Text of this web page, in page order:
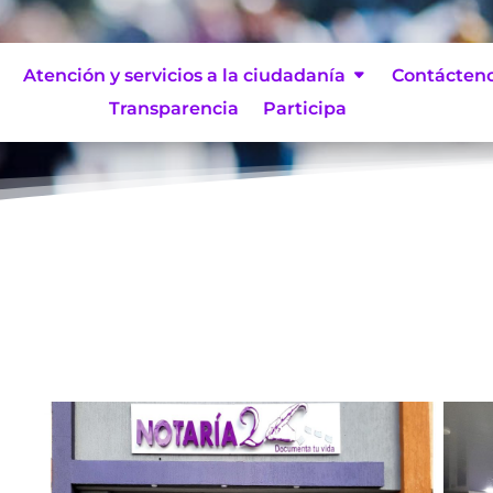
Atención y servicios a la ciudadanía
Transparencia
Participa